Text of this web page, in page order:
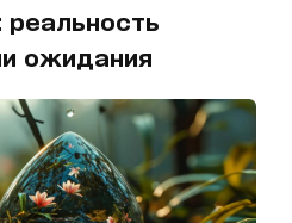
реальность
ожидания